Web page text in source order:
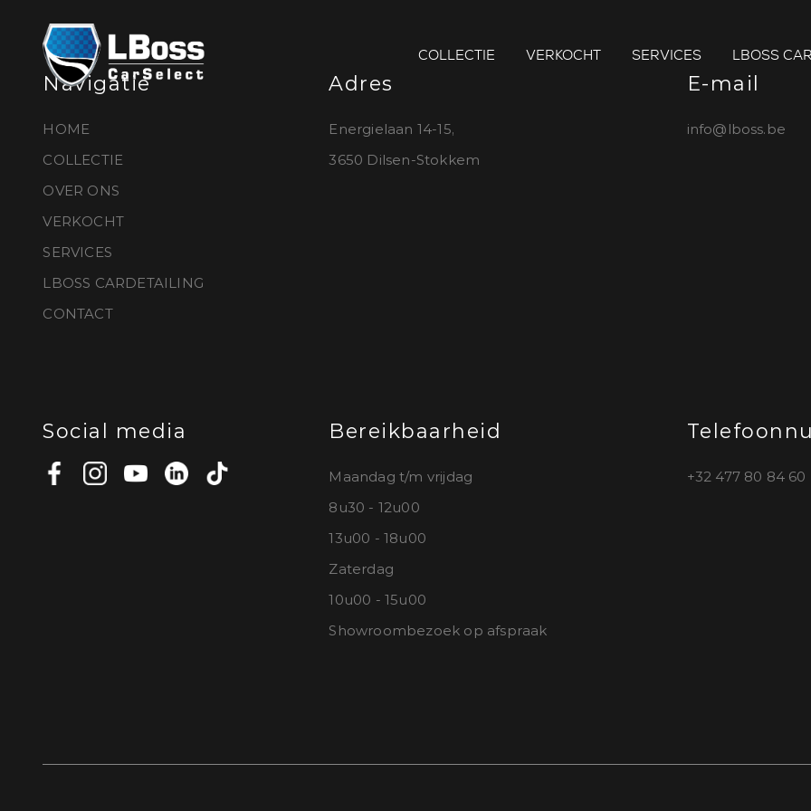
COLLECTIE VERKOCHT SERVICES LBOSS
Navigatie
HOME
COLLECTIE
OVER ONS
VERKOCHT
SERVICES
LBOSS CARDETAILING
CONTACT
Adres
Energielaan 14-15,
3650 Dilsen-Stokkem
E-mail
info@lboss.be
Social media Bereikbaarheid
Maandag t/m vrijdag
8u30 - 12u00
13u00 - 18u00
Zaterdag
10u00 - 15u00
Showroombezoek op afspraak
+32 477 80 84 60